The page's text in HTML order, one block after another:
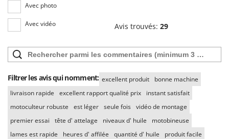
Avec photo
Avec vidéo Avis trouvés: 29
Filtrer les avis qui nomment: excellent produit
bonne machine
livraison rapide
excellent rapport qualité prix
instant satisfait
motoculteur robuste
est léger seule fois vidéo de montage
premier essai
tête d' attelage niveaux d' huile
motobineuse
lames est rapide
heures d' affilée quantité d' huile
produit facile